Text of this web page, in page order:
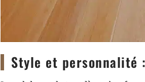
Style et personnalité